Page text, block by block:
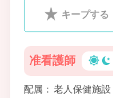
キープする
准看護師
配属
老人保健施設